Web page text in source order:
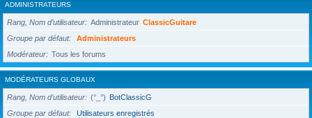
ADMINISTRATEURS
Rang, Nom d’utilisateur Administrateur ClassicGuitare
Groupe par défaut
Administrateurs
Modérateur
Tous les forums
MODÉRATEURS GLOBAUX
Rang, Nom d’utilisateur (°_°) BotClassicG
Groupe par défaut
Utilisateurs enregistrés